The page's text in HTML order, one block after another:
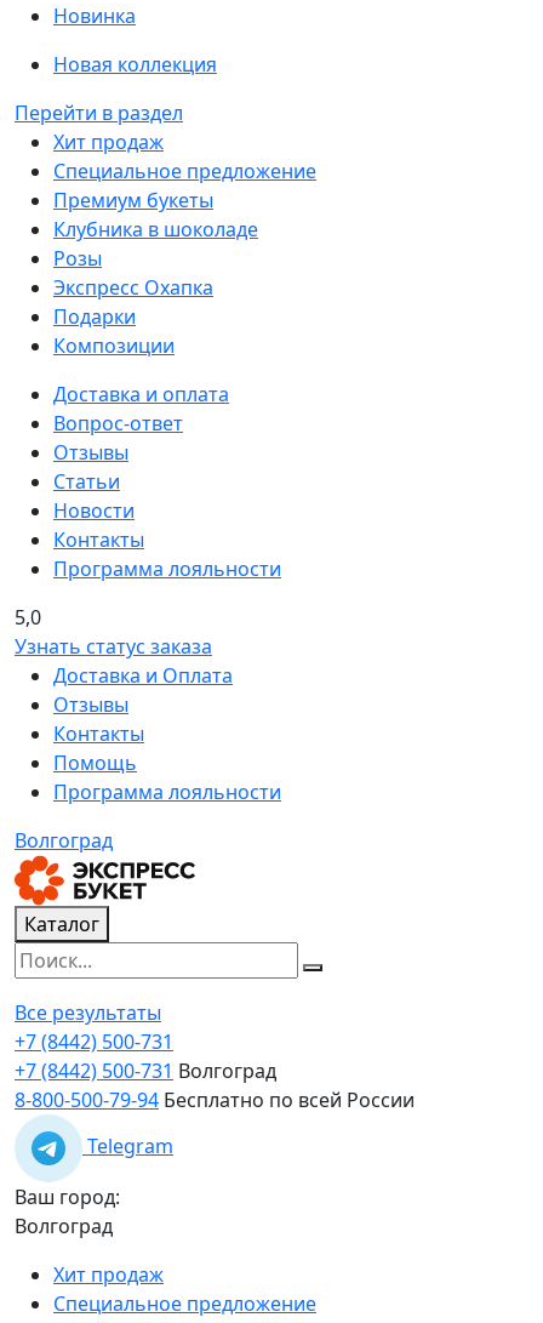
Новинка
Новая коллекция
Перейти в раздел
Хит продаж
Специальное предложение
Премиум букеты
Клубника в шоколаде
Розы
Экспресс Охапка
Подарки
Композиции
Доставка и оплата
Вопрос-ответ
Отзывы
Статьи
Новости
Контакты
Программа лояльности
5,0
Узнать статус заказа
Доставка и Оплата
Отзывы
Контакты
Помощь
Программа лояльности
Волгоград
Каталог
Все результаты
+7 (8442) 500-731
+7 (8442) 500-731 Волгоград
8-800-500-79-94 Бесплатно по всей России
Telegram
Ваш город:
Волгоград
Хит продаж
Специальное предложение